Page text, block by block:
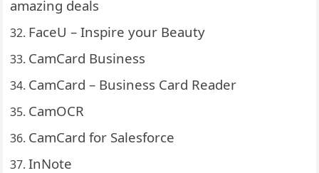
amazing deals
FaceU – Inspire your Beauty
CamCard Business
CamCard – Business Card Reader
CamOCR
CamCard for Salesforce
InNote